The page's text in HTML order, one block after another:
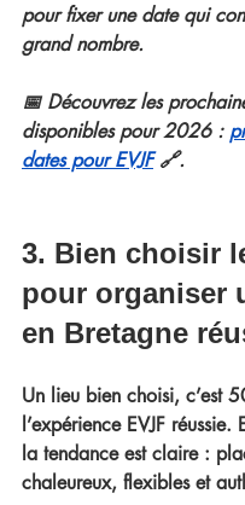
pour fixer une date qui
grand nombre.
📅 Découvrez les
disponibles pour 2026 :
dates pour EVJF 🔗.
3. Bien choisir
pour organiser
en Bretagne
Un lieu bien choisi, c’est
l’expérience EVJF
la tendance est claire :
chaleureux, flexibles et